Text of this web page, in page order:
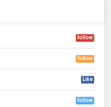
follow
follow
Like
follow